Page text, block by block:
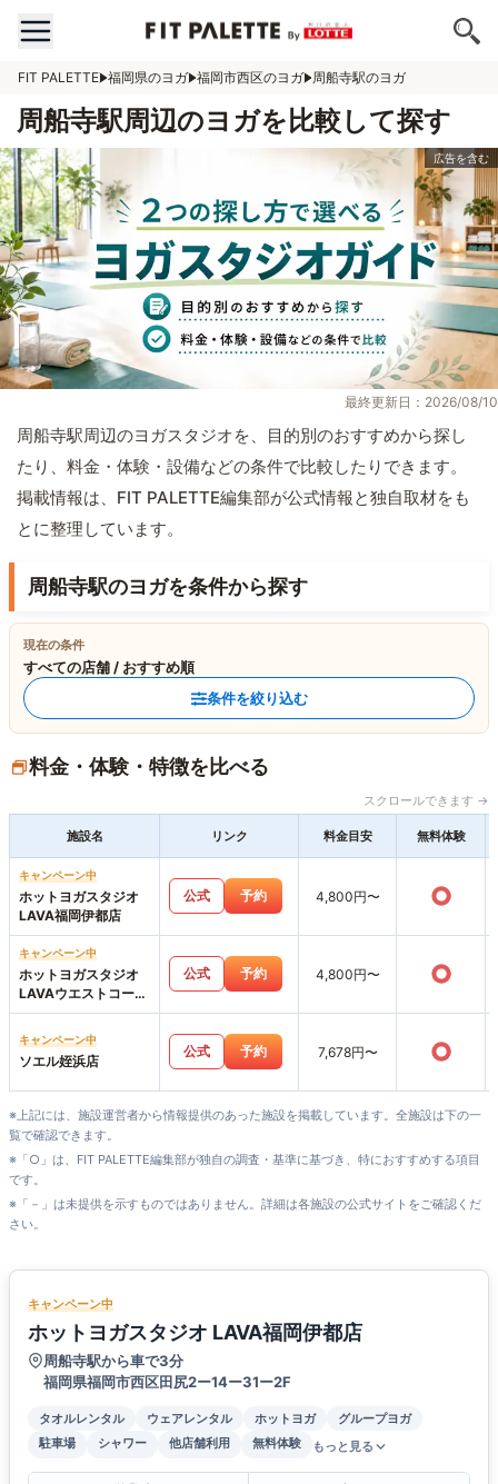
FIT PALETTE 福岡県のヨガ 福岡市西区のヨガ 周船寺駅のヨガ
周船寺駅周辺のヨガを比較して探す
最終更新日：2026/08/10
周船寺駅周辺のヨガスタジオを、目的別のおすすめから探し
たり、料金・体験・設備などの条件で比較したりできます。
掲載情報は、FIT PALETTE編集部が公式情報と独自取材をも
とに整理しています。
周船寺駅のヨガを条件から探す
現在の条件
すべての店舗 / おすすめ順
条件を絞り込む
料金・体験・特徴を比べる
スクロールできます →
施設名 リンク 料金目安 無料体験
キャンペーン中
ホットヨガスタジオ
LAVA福岡伊都店
公式 予約 4,800円〜 ○
キャンペーン中
ホットヨガスタジオ
LAVAウエストコート
姪浜店
公式 予約 4,800円〜 ○
キャンペーン中
ソエル姪浜店
公式 予約 7,678円〜 ○
※上記には、施設運営者から情報提供のあった施設を掲載しています。全施設は下の一
覧で確認できます。
※「○」は、FIT PALETTE編集部が独自の調査・基準に基づき、特におすすめする項目
です。
※「－」は未提供を示すものではありません。詳細は各施設の公式サイトをご確認くだ
さい。
キャンペーン中
ホットヨガスタジオ LAVA福岡伊都店
周船寺駅から車で3分
福岡県福岡市西区田尻2ー14ー31ー2F
タオルレンタル ウェアレンタル ホットヨガ
グループヨガ
駐車場
シャワー 他店舗利用 無料体験 もっと見る